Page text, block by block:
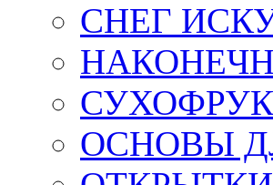
СНЕГ
ОСНОВЫ